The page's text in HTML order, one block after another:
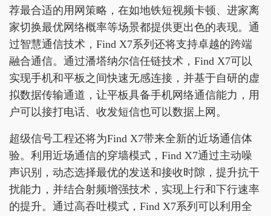
荐最合适的用网策略，在如地铁短视频卡顿、进家离
家切换最优网络概率等场景都提供更出色的表现。通
过智慧通信技术，Find X7系列还将支持卓越的跨端
融合通信。通过潘塔纳尔信任链技术，Find X7可以
实现手机和平板之间快速无感连接，并基于自研的虚
拟数据传输通道，让平板具备手机网络通信能力，用
户可以接打电话、收发短信也可以数据上网。
超级信号工程还将为Find X7带来全新的近场通信体
验。利用近场通信的穿墙模式，Find X7通过主动噪
声识别，动态选择最优的发送和接收时隙，提升抗干
扰能力，并结合射频增强技术，实现上行和下行速率
的提升。通过高吞吐模式，Find X7系列可以利用全